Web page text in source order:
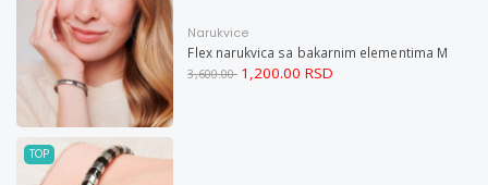
Narukvice
Flex narukvica sa bakarnim elementima M
3,600.00 1,200.00 RSD
TOP